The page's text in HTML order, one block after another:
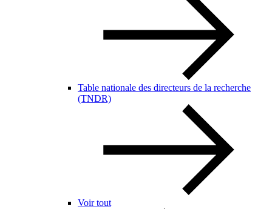
Table nationale des directeurs de la recherche
(TNDR)
Voir tout